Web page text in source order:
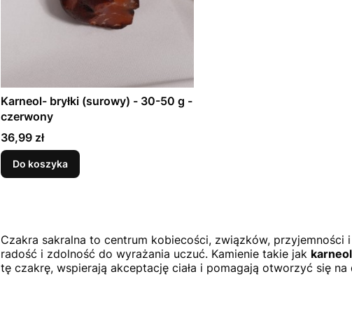
Karneol- bryłki (surowy) - 30-50 g -
czerwony
Cena
36,99 zł
Do koszyka
Czakra sakralna to centrum kobiecości, związków, przyjemności
radość i zdolność do wyrażania uczuć. Kamienie takie jak karneol
tę czakrę, wspierają akceptację ciała i pomagają otworzyć się